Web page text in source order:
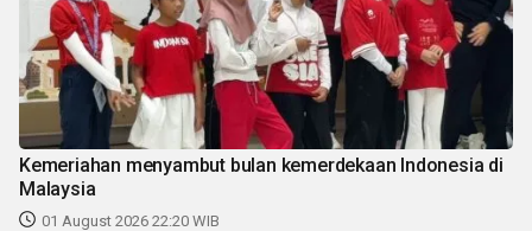
Kemeriahan menyambut bulan kemerdekaan Indonesia di
Malaysia
01 August 2026 22:20 WIB